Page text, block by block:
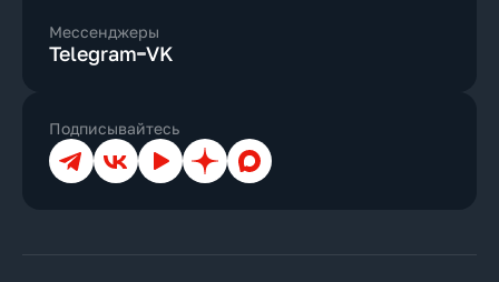
Мессенджеры
Telegram VK
Подписывайтесь
ТелеграмВКонтакте
YouTubeДзен Max